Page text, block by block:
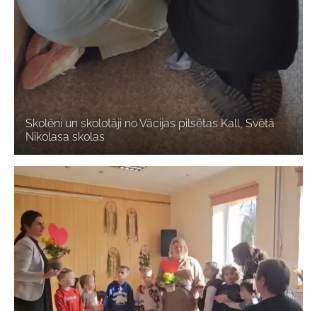
Skolēni un skolotāji no Vācijas pilsētas Kall, Svētā
Nikolasa skolas